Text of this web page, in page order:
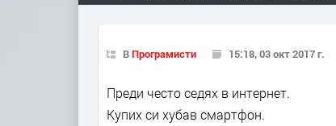
ВПрограмисти 15:18, 03 окт 2017 г.
Преди често седях в интернет.
Купих си хубав смартфон.